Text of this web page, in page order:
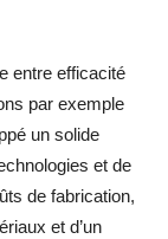
entre efficacité
par exemple
un solide
et de
de fabrication,
et d’un